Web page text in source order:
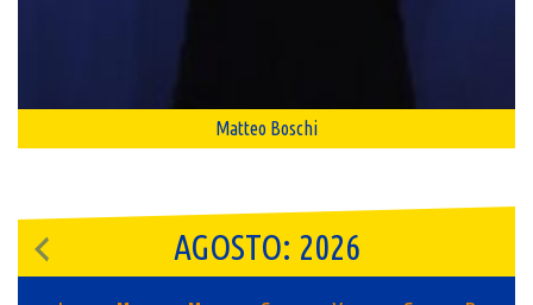
Matteo Boschi
AGOSTO: 2026